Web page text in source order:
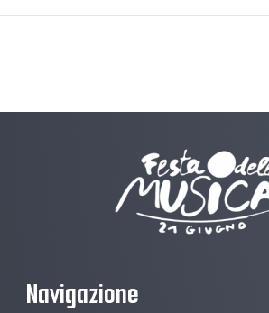
Navigazione